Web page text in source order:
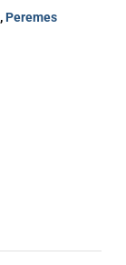
,Peremes